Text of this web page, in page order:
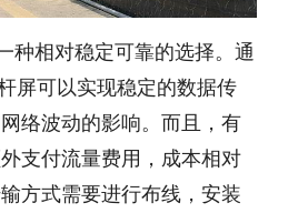
种相对稳定可靠的选择。通
屏可以实现稳定的数据传
络波动的影响。而且，有
支付流量费用，成本相对
方式需要进行布线，安装